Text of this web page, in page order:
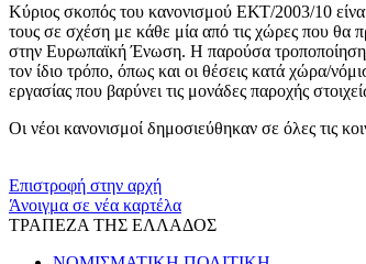
Κύριος σκοπός του κανονισμού ΕΚΤ/2003/10
τους σε σχέση με κάθε μία από τις χώρες που θα
στην Ευρωπαϊκή Ένωση. Η παρούσα τροποποίηση
τον ίδιο τρόπο, όπως και οι θέσεις κατά χώρα/
εργασίας που βαρύνει τις μονάδες παροχής
Οι νέοι κανονισμοί δημοσιεύθηκαν σε όλες τις
Επιστροφή στην αρχή
Άνοιγμα σε νέα καρτέλα
ΤΡΑΠΕΖΑ ΤΗΣ ΕΛΛΑΔΟΣ